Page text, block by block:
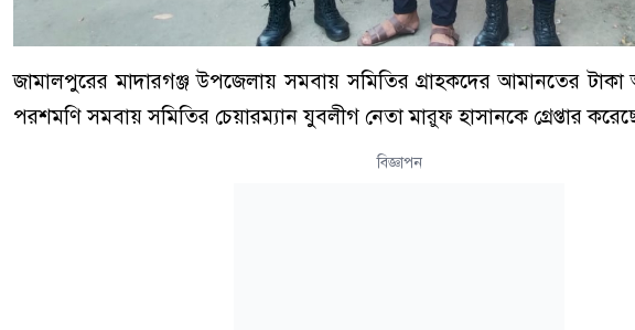
জামালপুরের মাদারগঞ্জ উপজেলায় সমবায় সমিতির গ্রাহকদের আমানতের টাকা
পরশমণি সমবায় সমিতির চেয়ারম্যান যুবলীগ নেতা মারুফ হাসানকে গ্রেপ্তার
বিজ্ঞাপন